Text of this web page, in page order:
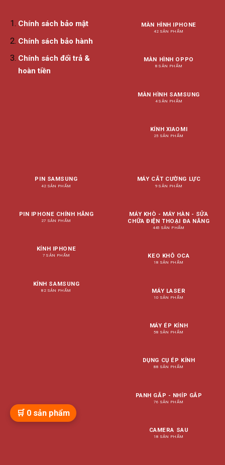
Chính sách bảo mật
Chính sách bảo hành
Chính sách đổi trả &
hoàn tiền
MÀN HÌNH IPHONE
42 SẢN PHẨM
MÀN HÌNH OPPO
8 SẢN PHẨM
MÀN HÌNH SAMSUNG
4 SẢN PHẨM
KÍNH XIAOMI
25 SẢN PHẨM
PIN SAMSUNG
42 SẢN PHẨM
PIN IPHONE CHÍNH HÃNG
27 SẢN PHẨM
KÍNH IPHONE
7 SẢN PHẨM
KÍNH SAMSUNG
82 SẢN PHẨM
MÁY CẮT CƯỜNG LỰC
9 SẢN PHẨM
MÁY KHÒ - MÁY HÀN - SỬA
CHỮA ĐIỆN THOẠI ĐA NĂNG
445 SẢN PHẨM
KEO KHÔ OCA
18 SẢN PHẨM
MÁY LASER
10 SẢN PHẨM
MÁY ÉP KÍNH
58 SẢN PHẨM
DỤNG CỤ ÉP KÍNH
88 SẢN PHẨM
PANH GẮP - NHÍP GẮP
76 SẢN PHẨM
CAMERA SAU
18 SẢN PHẨM
🛒 0 sản phẩm